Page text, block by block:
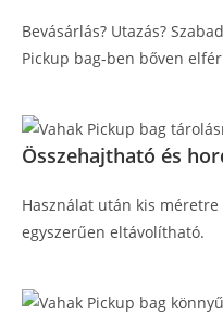
Bevásárlás? Utazás?
Pickup bag-ben bőven
Összehajtható és
Használat után kis
egyszerűen eltávolítható.